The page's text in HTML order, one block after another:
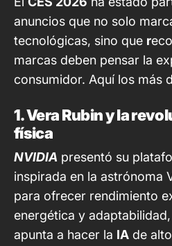
anuncios que no solo
tecnológicas, sino que r
marcas deben pensar la
consumidor. Aquí los más
1. Vera Rubin y la
física
NVIDIA presentó su
inspirada en la astrónoma
para ofrecer rendimiento
energética y
apunta a hacer la IA de